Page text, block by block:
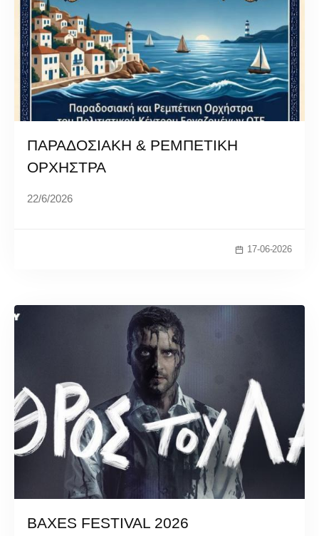
ΠΑΡΑΔΟΣΙΑΚΗ & ΡΕΜΠΕΤΙΚΗ
ΟΡΧΗΣΤΡΑ
22/6/2026
17-06-2026
BAXES FESTIVAL 2026